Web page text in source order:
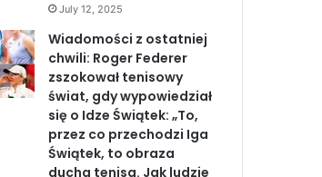
July 12, 2025
Wiadomości z ostatniej
chwili: Roger Federer
zszokował tenisowy
świat, gdy wypowiedział
się o Idze Świątek: „To,
przez co przechodzi Iga
Świątek, to obraza
ducha tenisa. Jak ludzie